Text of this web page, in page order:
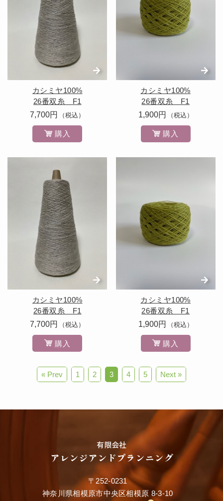
カシミヤ100%
26番双糸 F1
7,700円
（税込）
購入
カシミヤ100%
26番双糸 F1
1,900円
（税込）
購入
カシミヤ100%
26番双糸 F1
7,700円
（税込）
購入
カシミヤ100%
26番双糸 F1
1,900円
（税込）
購入
« Prev 1 2 3 4 5 Next »
有限会社
アレンジアンドプランニング
〒252-0231
神奈川県相模原市中央区相模原 8-3-10